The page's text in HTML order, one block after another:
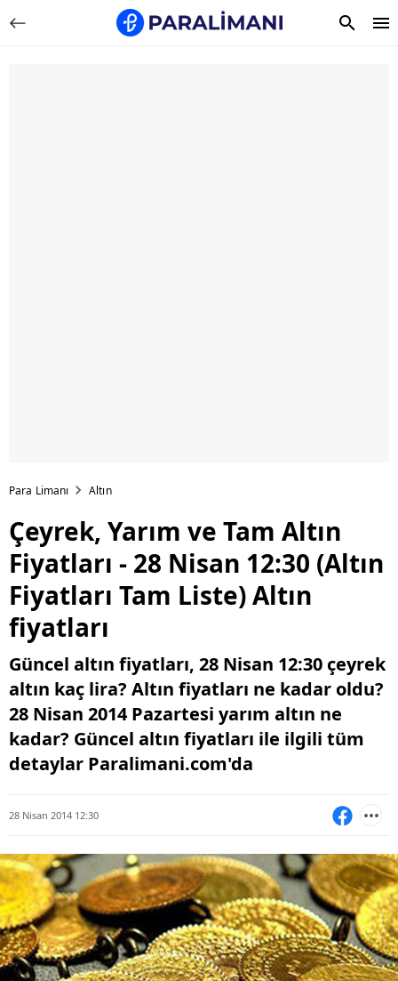
Para Limanı Altın
Çeyrek, Yarım ve Tam Altın
Fiyatları - 28 Nisan 12:30 (Altın
Fiyatları Tam Liste) Altın
fiyatları
Güncel altın fiyatları, 28 Nisan 12:30 çeyrek
altın kaç lira? Altın fiyatları ne kadar oldu?
28 Nisan 2014 Pazartesi yarım altın ne
kadar? Güncel altın fiyatları ile ilgili tüm
detaylar Paralimani.com'da
28 Nisan 2014 12:30